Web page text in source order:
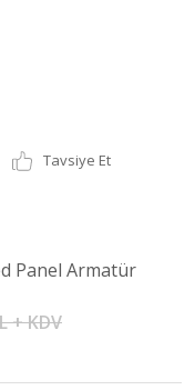
Tavsiye Et
Panel Armatür
+ KDV